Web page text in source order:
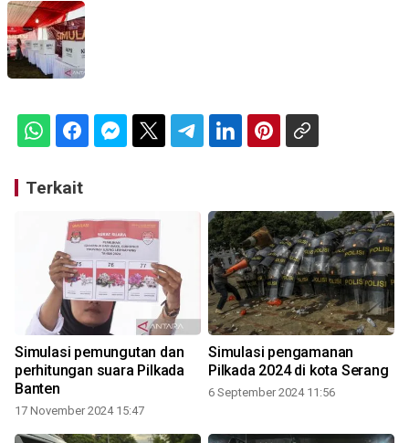
Terkait
Simulasi pemungutan dan
perhitungan suara Pilkada
Banten
17 November 2024 15:47
Simulasi pengamanan
Pilkada 2024 di kota Serang
6 September 2024 11:56